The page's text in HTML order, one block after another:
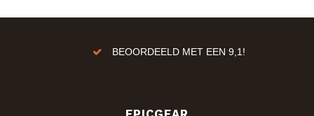
BEOORDEELD MET EEN 9,1!